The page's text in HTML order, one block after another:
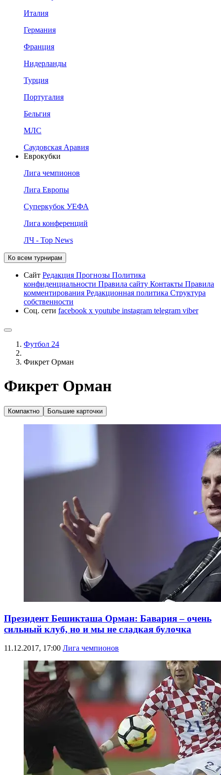
Италия
Германия
Франция
Нидерланды
Турция
Португалия
Бельгия
МЛС
Саудовская Аравия
Еврокубки
Лига чемпионов
Лига Европы
Суперкубок УЕФА
Лига конференций
ЛЧ - Top News
Ко всем турнирам
Сайт Редакция Прогнозы Политика
конфиденциальности Правила сайту Контакты Правила
комментирования Редакционная политика Структура
собственности
Соц. сети facebook x youtube instagram telegram viber
Футбол 24
Фикрет Орман
Фикрет Орман
Компактно Большие карточки
Президент Бешикташа Орман: Бавария – очень
сильный клуб, но и мы не сладкая булочка
11.12.2017, 17:00 Лига чемпионов